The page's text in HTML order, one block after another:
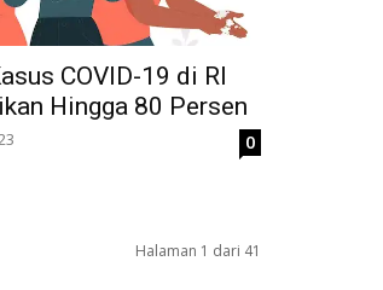
COVID-19 di RI
Hingga 80 Persen
0
Halaman 1 dari 41